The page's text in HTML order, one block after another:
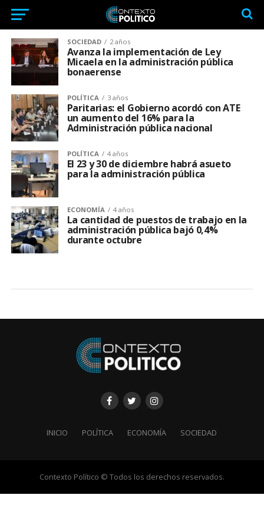
SOCIEDAD 2 años
Avanza la implementación de Ley
Micaela en la administración pública
bonaerense
POLÍTICA 3 años
Paritarias: el Gobierno acordó con ATE
un aumento del 16% para la
Administración pública nacional
POLÍTICA 4 años
El 23 y 30 de diciembre habrá asueto
para la administración pública
ECONOMÍA 4 años
La cantidad de puestos de trabajo en la
administración pública bajó 0,4%
durante octubre
INICIO POLÍTICA ECONOMÍA SOCIEDAD
Contexto Político © Todos los derechos reservados.